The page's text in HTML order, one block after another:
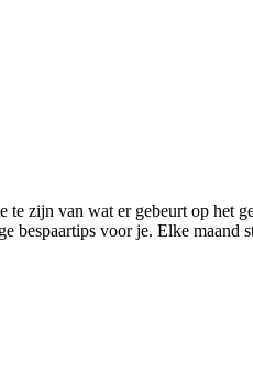
te zijn van wat er gebeurt op het
bespaartips voor je. Elke maand